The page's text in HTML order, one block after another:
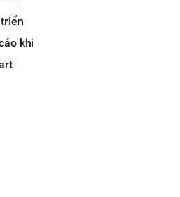
khi